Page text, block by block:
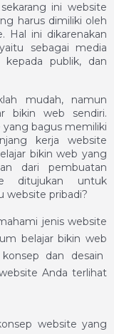
ini website
harus dimiliki oleh
Hal ini dikarenakan
sebagai media
publik, dan
mudah, namun
bikin web sendiri.
yang bagus memiliki
kerja website
bikin web yang
dari pembuatan
ditujukan untuk
website pribadi?
jenis website
belajar bikin web
dan desain
Anda terlihat
website yang